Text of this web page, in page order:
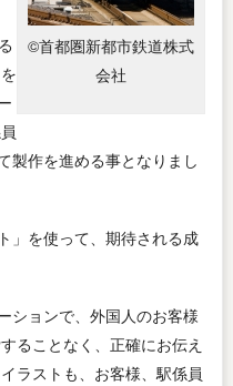
©首都圏新都市鉄道株式
会社
製作を進める事となりまし
」を使って、期待される成
ションで、外国人のお客様
ることなく、正確にお伝え
ラストも、お客様、駅係員